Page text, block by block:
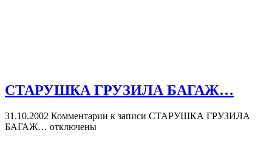
СТАРУШКА ГРУЗИЛА БАГАЖ…
31.10.2002 Комментарии к записи СТАРУШКА ГРУЗИЛА
БАГАЖ… отключены